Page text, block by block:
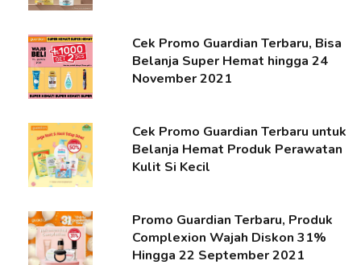
Cek Promo Guardian Terbaru, Bisa
Belanja Super Hemat hingga 24
November 2021
Cek Promo Guardian Terbaru untuk
Belanja Hemat Produk Perawatan
Kulit Si Kecil
Promo Guardian Terbaru, Produk
Complexion Wajah Diskon 31%
Hingga 22 September 2021